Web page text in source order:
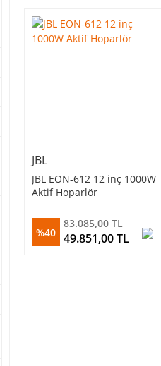
JBL
JBL EON-612 12 inç 1000W
Aktif Hoparlör
%40
83.085,00 TL
49.851,00 TL